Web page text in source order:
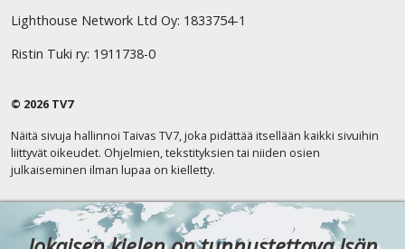
Lighthouse Network Ltd Oy: 1833754-1
Ristin Tuki ry: 1911738-0
© 2026 TV7
Näitä sivuja hallinnoi Taivas TV7, joka pidättää itsellään kaikki sivuihin
liittyvät oikeudet. Ohjelmien, tekstityksien tai niiden osien
julkaiseminen ilman lupaa on kielletty.